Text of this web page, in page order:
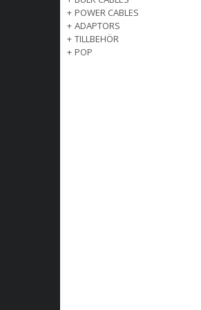
+ POWER CABLES
+ ADAPTORS
+ TILLBEHÖR
+ POP